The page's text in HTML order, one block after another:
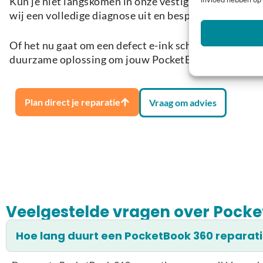
wij een volledige diagnose uit en bespreken we de
Of het nu gaat om een defect e-ink scherm, een
duurzame oplossing om jouw PocketBook 360
Plan direct je reparatie Vraag om advies
Veelgestelde vragen over
Hoe lang duurt een PocketBook 360